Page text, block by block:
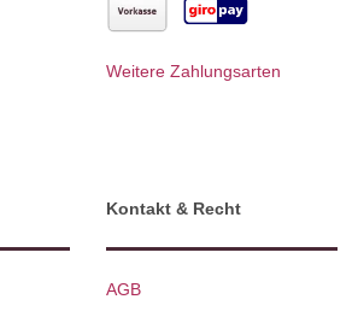
Weitere Zahlungsarten
Kontakt & Recht
AGB